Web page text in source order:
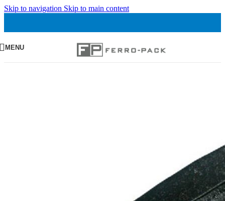
Skip to navigation Skip to main content
MENU